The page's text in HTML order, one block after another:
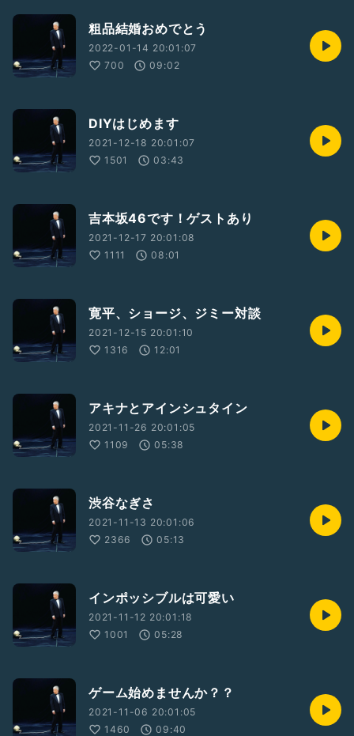
粗品結婚おめでとう
2022-01-14 20:01:07
700
09:02
DIYはじめます
2021-12-18 20:01:07
1501
03:43
吉本坂46です！ゲストあり
2021-12-17 20:01:08
1111
08:01
寛平、ショージ、ジミー対談
2021-12-15 20:01:10
1316
12:01
アキナとアインシュタイン
2021-11-26 20:01:05
1109
05:38
渋谷なぎさ
2021-11-13 20:01:06
2366
05:13
インポッシブルは可愛い
2021-11-12 20:01:18
1001
05:28
ゲーム始めませんか？？
2021-11-06 20:01:05
1460
09:40